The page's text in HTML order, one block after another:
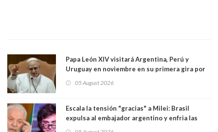
Papa León XIV visitará Argentina, Perú y
Uruguay en noviembre en su primera gira por
05 August 2026
Escala la tensión "gracias" a Milei: Brasil
expulsa al embajador argentino y enfria las